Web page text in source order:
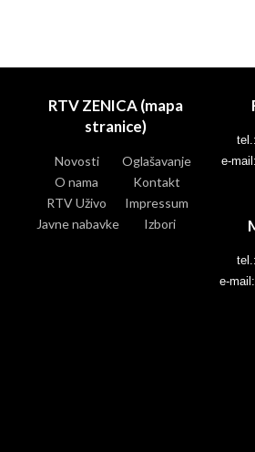
RTV ZENICA (mapa
stranice)
Novosti
Oglašavanje
O nama
Kontakt
RTV Uživo
Impressum
Javne nabavke
Izbori
e-mail:
e-mail: